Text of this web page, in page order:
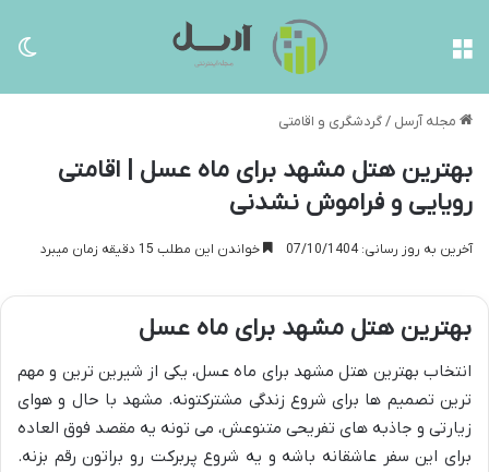
مجله آرسل /گردشگری و اقامتی
بهترین هتل مشهد برای ماه عسل | اقامتی
رویایی و فراموش نشدنی
آخرین به روز رسانی: 07/10/1404 خواندن این مطلب 15 دقیقه زمان میبرد
بهترین هتل مشهد برای ماه عسل
انتخاب بهترین هتل مشهد برای ماه عسل، یکی از شیرین ترین و مهم
ترین تصمیم ها برای شروع زندگی مشترکتونه. مشهد با حال و هوای
زیارتی و جاذبه های تفریحی متنوعش، می تونه یه مقصد فوق العاده
برای این سفر عاشقانه باشه و یه شروع پربرکت رو براتون رقم بزنه.